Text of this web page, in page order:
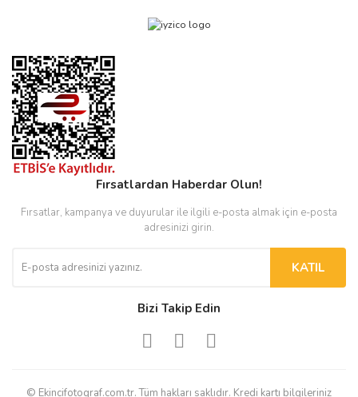
Fırsatlardan Haberdar Olun!
Fırsatlar, kampanya ve duyurular ile ilgili e-posta almak için e-posta
adresinizi girin.
KATIL
Bizi Takip Edin
© Ekincifotograf.com.tr. Tüm hakları saklıdır. Kredi kartı bilgileriniz